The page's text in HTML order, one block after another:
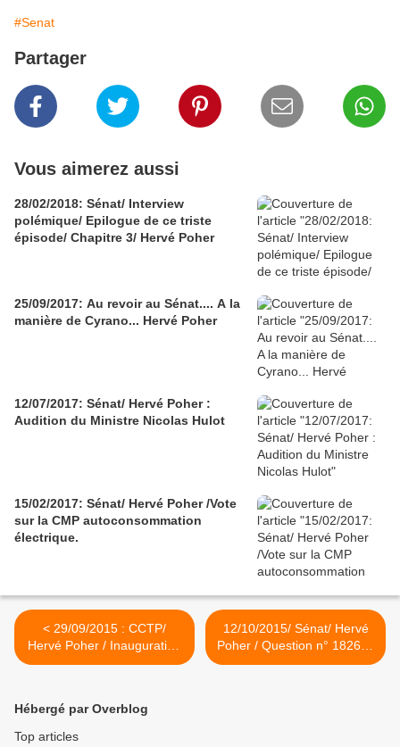
#Senat
Partager
Vous aimerez aussi
28/02/2018: Sénat/ Interview
polémique/ Epilogue de ce triste
épisode/ Chapitre 3/ Hervé Poher
25/09/2017: Au revoir au Sénat.... A la
manière de Cyrano... Hervé Poher
12/07/2017: Sénat/ Hervé Poher :
Audition du Ministre Nicolas Hulot
15/02/2017: Sénat/ Hervé Poher /Vote
sur la CMP autoconsommation
électrique.
< 29/09/2015 : CCTP/
Hervé Poher / Inauguration
du Village de la Famille.
12/10/2015/ Sénat/ Hervé
Poher / Question n° 18266 :
Conditions de travail du
Hébergé par Overblog
Top articles